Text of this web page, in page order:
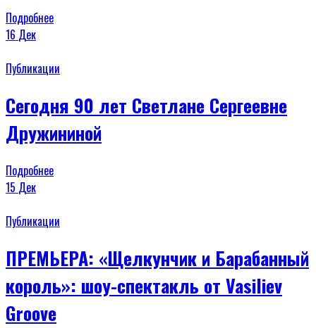
Подробнее
16 Дек
Публикации
Сегодня 90 лет Светлане Сергеевне
Дружининой
Подробнее
15 Дек
Публикации
ПРЕМЬЕРА: «Щелкунчик и Барабанный
король»: шоу-спектакль от Vasiliev
Groove